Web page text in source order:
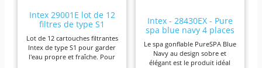
Intex 29001E lot de 12
filtres de type S1
Lot de 12 cartouches filtrantes
Intex de type S1 pour garder
l'eau propre et fraîche. Pour
Intex - 28430EX - Pure
spa blue navy 4 places
Le spa gonflable PureSPA Blue
Navy au design sobre et
élégant est le produit idéal